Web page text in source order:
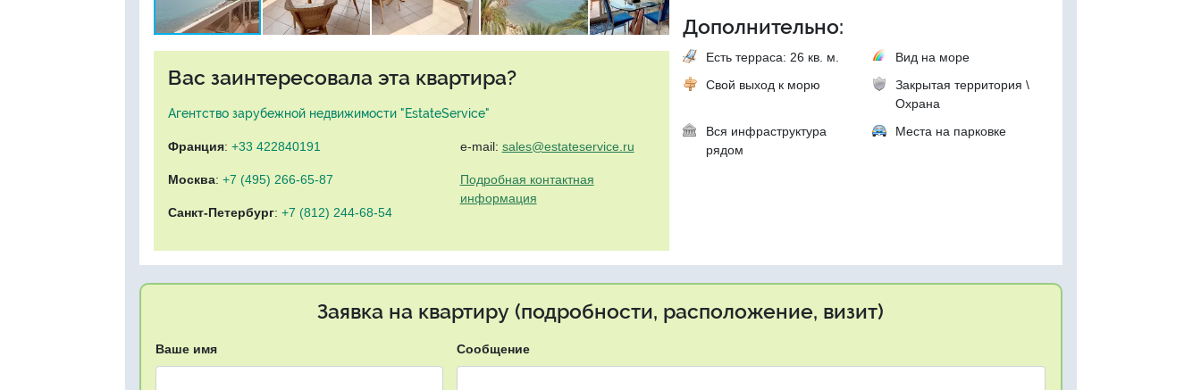
Вас заинтересовала эта квартира?
Агентство зарубежной недвижимости "EstateService"
Франция: +33 422840191
Москва: +7 (495) 266-65-87
Санкт-Петербург: +7 (812) 244-68-54
e-mail: sales@estateservice.ru
Подробная контактная
информация
Дополнительно:
Есть терраса: 26 кв. м.
Вид на море
Свой выход к морю
Закрытая территория \
Охрана
Вся инфраструктура
рядом
Места на парковке
Заявка на квартиру (подробности, расположение, визит)
Ваше имя Сообщение